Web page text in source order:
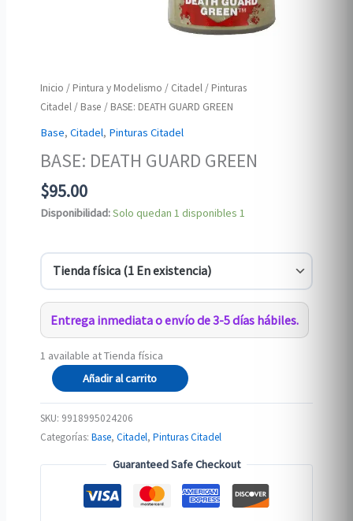
Inicio / Pintura y Modelismo / Citadel / Pinturas
Citadel / Base / BASE: DEATH GUARD GREEN
Base,Citadel, Pinturas Citadel
BASE: DEATH GUARD GREEN
$95.00
Disponibilidad:Solo quedan 1 disponibles 1
Entrega inmediata o envío de 3-5 días hábiles.
1 available at Tienda física
BASE:
DEATH
GUARD
GREEN
Añadir al carrito
SKU: 9918995024206
Categorías:Base,Citadel,Pinturas Citadel
Guaranteed Safe Checkout